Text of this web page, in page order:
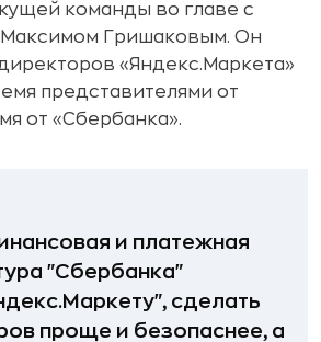
команды во главе с
Гришаковым. Он
«Яндекс.Маркета»
представителями от
от «Сбербанка».
и платежная
"Сбербанка"
сделать
проще и безопаснее, а